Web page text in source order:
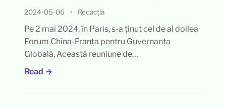
2024-05-06 • Redacția
Pe 2 mai 2024, în Paris, s-a ținut cel de al doilea
Forum China-Franța pentru Guvernanța
Globală. Această reuniune de…
Read →